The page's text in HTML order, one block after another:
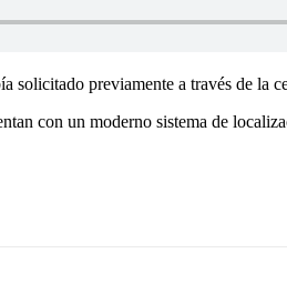
previamente a través de la
con un moderno sistema de